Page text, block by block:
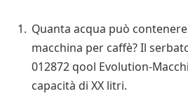
Quanta acqua può
macchina per caffè? Il
012872 qool Evolution-
capacità di XX litri.